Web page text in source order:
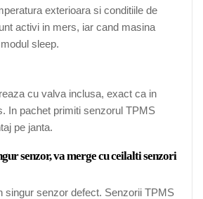
exterioara si conditiile de
activi in mers, iar cand masina
sleep.
cu valva inclusa, exact ca in
In pachet primiti senzorul TPMS
pe janta.
senzor, va merge cu ceilalti senzori
singur senzor defect. Senzorii TPMS